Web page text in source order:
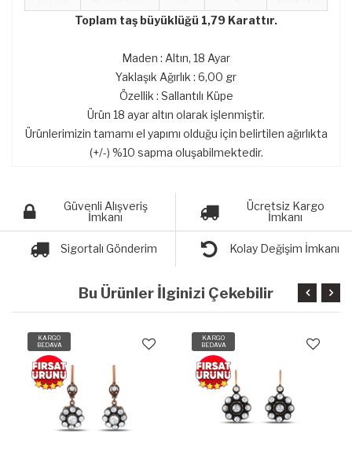
Toplam taş büyüklüğü 1,79 Karattır.
Maden : Altın, 18 Ayar
Yaklaşık Ağırlık : 6,00 gr
Özellik : Sallantılı Küpe
Ürün 18 ayar altın olarak işlenmiştir.
Ürünlerimizin tamamı el yapımı olduğu için belirtilen ağırlıkta
(+/-) %10 sapma oluşabilmektedir.
Güvenli Alışveriş
İmkanı
Ücretsiz Kargo
İmkanı
Sigortalı Gönderim Kolay Değişim İmkanı
Bu Ürünler İlginizi Çekebilir
KARGO
BEDAVA
KARGO
BEDAVA